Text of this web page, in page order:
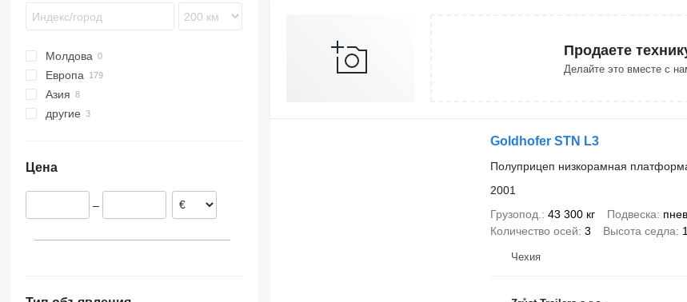
SPR
Молдова
Европа
Германия
Польша
Австрия
Азия
Китай
другие
Цена
–
Продаете
Делайте это вместе с
Goldhofer STN L3
Полуприцеп низкорамная
2001
Грузопод.
43 300 кг Подвеска
Количество осей 3 Высота седла
Чехия